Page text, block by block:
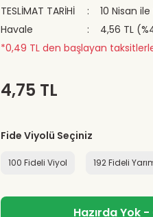
TESLİMAT TARİHİ
10 Nisan
Havale
4,56 TL
*0,49 TL den başlayan
4,75 TL
Fide Viyolü Seçiniz
100 Fideli Viyol 192 Fideli
Hazırda Yok -